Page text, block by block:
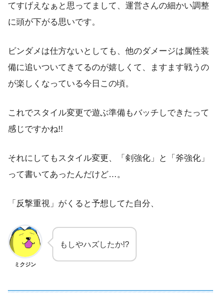
てすげえなぁと思ってまして、運営さんの細かい調整
に頭が下がる思いです。
ビンダメは仕方ないとしても、他のダメージは属性装
備に追いついてきてるのが嬉しくて、ますます戦うの
が楽しくなっている今日この頃。
これでスタイル変更で遊ぶ準備もバッチしできたって
感じですかね!!
それにしてもスタイル変更、「剣強化」と「斧強化」
って書いてあったんだけど…。
「反撃重視」がくると予想してた自分、
ミクジン
もしやハズしたか!?